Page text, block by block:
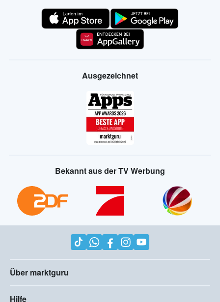
Ausgezeichnet
Bekannt aus der TV Werbung
Über marktguru
Hilfe